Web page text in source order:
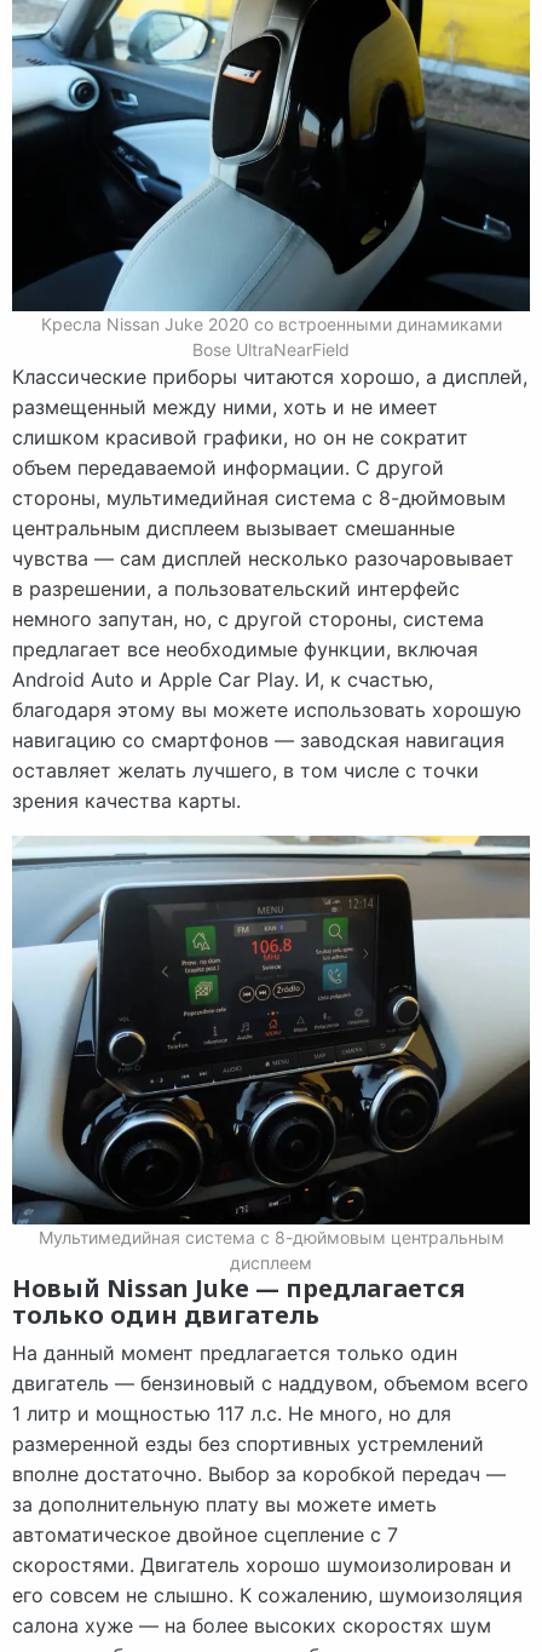
Кресла Nissan Juke 2020 со встроенными динамиками
Bose UltraNearField
Классические приборы читаются хорошо, а дисплей,
размещенный между ними, хоть и не имеет
слишком красивой графики, но он не сократит
объем передаваемой информации. С другой
стороны, мультимедийная система с 8-дюймовым
центральным дисплеем вызывает смешанные
чувства — сам дисплей несколько разочаровывает
в разрешении, а пользовательский интерфейс
немного запутан, но, с другой стороны, система
предлагает все необходимые функции, включая
Android Auto и Apple Car Play. И, к счастью,
благодаря этому вы можете использовать хорошую
навигацию со смартфонов — заводская навигация
оставляет желать лучшего, в том числе с точки
зрения качества карты.
Мультимедийная система с 8-дюймовым центральным
дисплеем
Новый Nissan Juke — предлагается
только один двигатель
На данный момент предлагается только один
двигатель — бензиновый с наддувом, объемом всего
1 литр и мощностью 117 л.с. Не много, но для
размеренной езды без спортивных устремлений
вполне достаточно. Выбор за коробкой передач —
за дополнительную плату вы можете иметь
автоматическое двойное сцепление с 7
скоростями. Двигатель хорошо шумоизолирован и
его совсем не слышно. К сожалению, шумоизоляция
салона хуже — на более высоких скоростях шум